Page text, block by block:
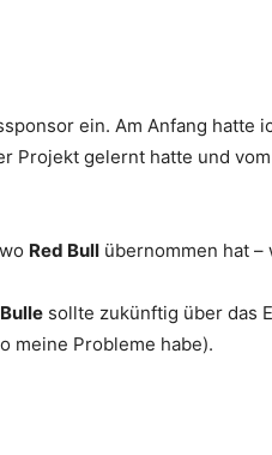
ein. Am Anfang hatte
Projekt gelernt hatte und vom
Red Bull übernommen hat
sollte zukünftig über das
meine Probleme habe).